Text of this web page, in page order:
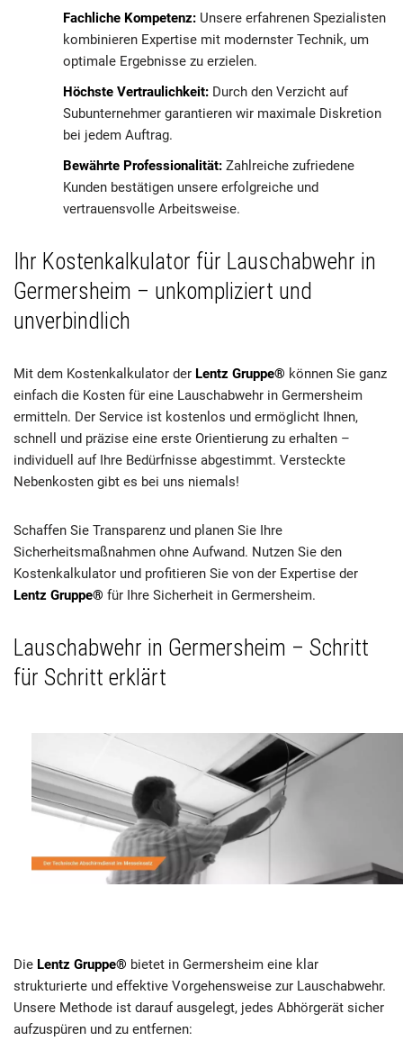
Fachliche Kompetenz: Unsere erfahrenen Spezialisten
kombinieren Expertise mit modernster Technik, um
optimale Ergebnisse zu erzielen.
Höchste Vertraulichkeit: Durch den Verzicht auf
Subunternehmer garantieren wir maximale Diskretion
bei jedem Auftrag.
Bewährte Professionalität: Zahlreiche zufriedene
Kunden bestätigen unsere erfolgreiche und
vertrauensvolle Arbeitsweise.
Ihr Kostenkalkulator für Lauschabwehr in
Germersheim – unkompliziert und
unverbindlich
Mit dem Kostenkalkulator der Lentz Gruppe® können Sie ganz
einfach die Kosten für eine Lauschabwehr in Germersheim
ermitteln. Der Service ist kostenlos und ermöglicht Ihnen,
schnell und präzise eine erste Orientierung zu erhalten –
individuell auf Ihre Bedürfnisse abgestimmt. Versteckte
Nebenkosten gibt es bei uns niemals!
Schaffen Sie Transparenz und planen Sie Ihre
Sicherheitsmaßnahmen ohne Aufwand. Nutzen Sie den
Kostenkalkulator und profitieren Sie von der Expertise der
Lentz Gruppe® für Ihre Sicherheit in Germersheim.
Lauschabwehr in Germersheim – Schritt
für Schritt erklärt
Die Lentz Gruppe® bietet in Germersheim eine klar
strukturierte und effektive Vorgehensweise zur Lauschabwehr.
Unsere Methode ist darauf ausgelegt, jedes Abhörgerät sicher
aufzuspüren und zu entfernen: